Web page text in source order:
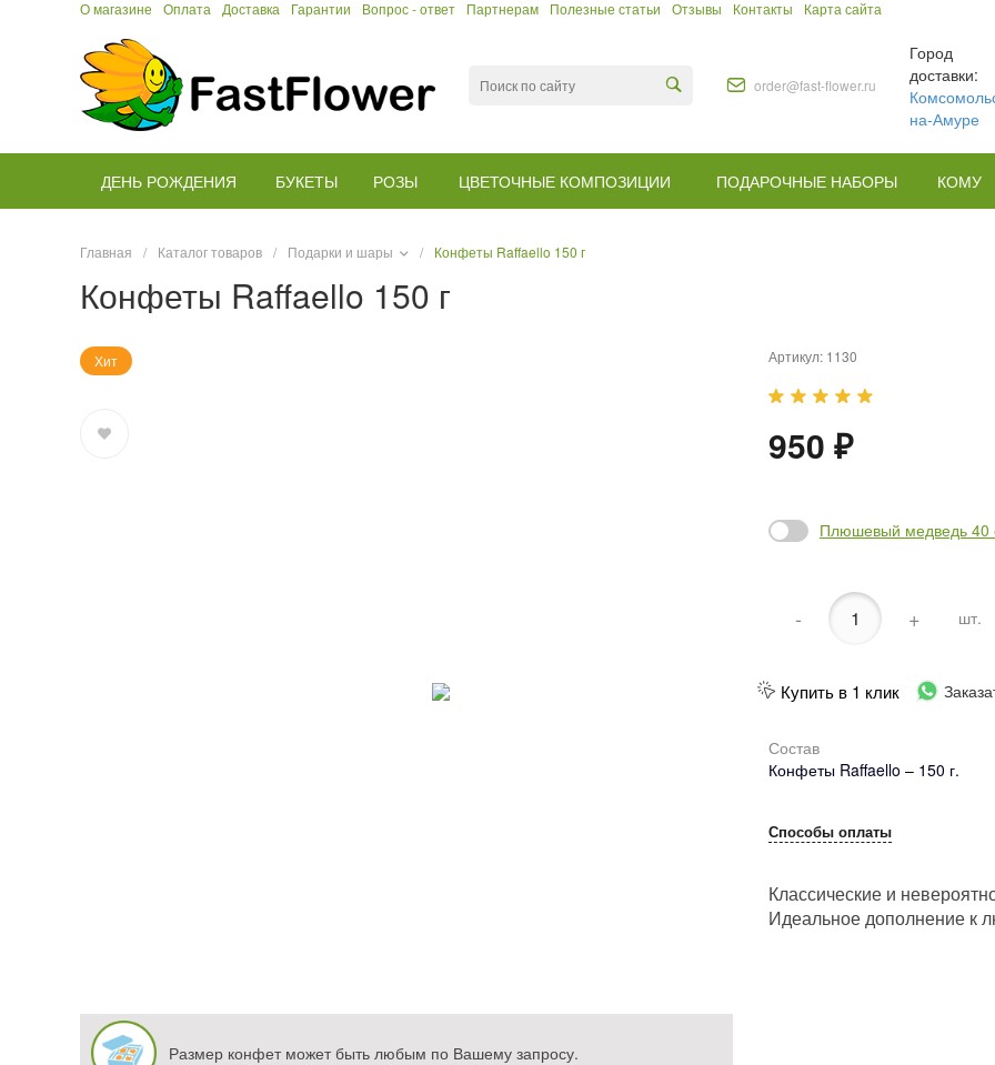
О магазине Оплата Доставка Гарантии Вопрос - ответ Партнерам Полезные статьи Отзывы Контакты Карта сайта
order@fast-flower.ru
Город
доставки:
на-Амуре
ДЕНЬ РОЖДЕНИЯ БУКЕТЫ РОЗЫ ЦВЕТОЧНЫЕ КОМПОЗИЦИИ ПОДАРОЧНЫЕ НАБОРЫ КОМУ
Главная / Каталог товаров / Подарки и шары / Конфеты Raffaello 150 г
Конфеты Raffaello 150 г
Хит Артикул: 1130
950 ₽
Плюшевый медведь 40
- + шт.
Купить в 1 клик
Состав
Конфеты Raffaello – 150 г.
Способы оплаты
Классические и
Идеальное дополнение к
Размер конфет может быть любым по Вашему запросу.